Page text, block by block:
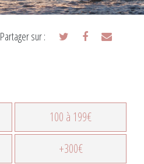
Partager sur :
100 à 199€
+300€